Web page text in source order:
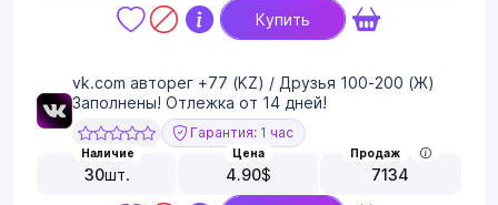
Купить
vk.com авторег +77 (KZ) / Друзья 100-200 (Ж)
Заполнены! Отлежка от 14 дней!
Гарантия: 1 час
Наличие
30шт.
Цена
4.90$
Продаж
7134